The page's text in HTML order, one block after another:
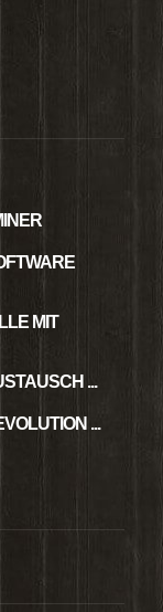
MIT
...
...